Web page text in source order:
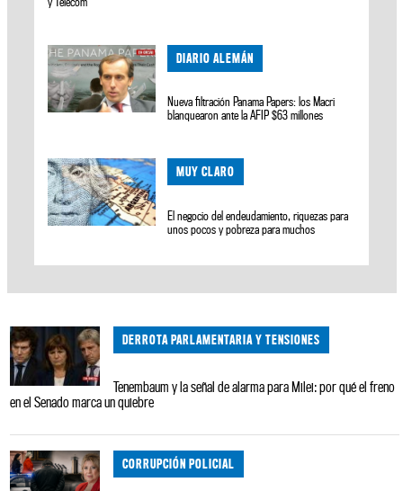
DIARIO ALEMÁN
Nueva filtración Panama Papers: los Macri
blanquearon ante la AFIP $63 millones
MUY CLARO
El negocio del endeudamiento, riquezas para
unos pocos y pobreza para muchos
DERROTA PARLAMENTARIA Y TENSIONES
Tenembaum y la señal de alarma para Milei: por qué el freno
en el Senado marca un quiebre
CORRUPCIÓN POLICIAL